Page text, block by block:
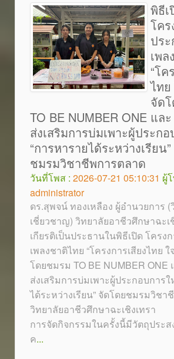
พิธีเ
โคร
ปร
เพ
“โค
ไทย
จัด
TO BE NUMBER ONE แล
ส่งเสริมการบ่มเพาะผู้ประก
“การหารายได้ระหว่างเรียน
ชมรมวิชาชีพการตลาด
วันที่โพส : 2026-07-21 05:10:31 ผู้
administrator
ดร.สุพจน์ ทองเหลือง ผู้อำนวยการ (
เชี่ยวชาญ) วิทยาลัยอาชีวศึกษาฉะเ
เกียรติเป็นประธานในพิธีเปิด โครง
เพลงชาติไทย “โครงการเสียงไทย ใ
โดยชมรม TO BE NUMBER ONE
ส่งเสริมการบ่มเพาะผู้ประกอบการ
ได้ระหว่างเรียน” จัดโดยชมรมวิช
วิทยาลัยอาชีวศึกษาฉะเชิงเทรา
การจัดกิจกรรมในครั้งนี้มีวัตถุประส
ค...